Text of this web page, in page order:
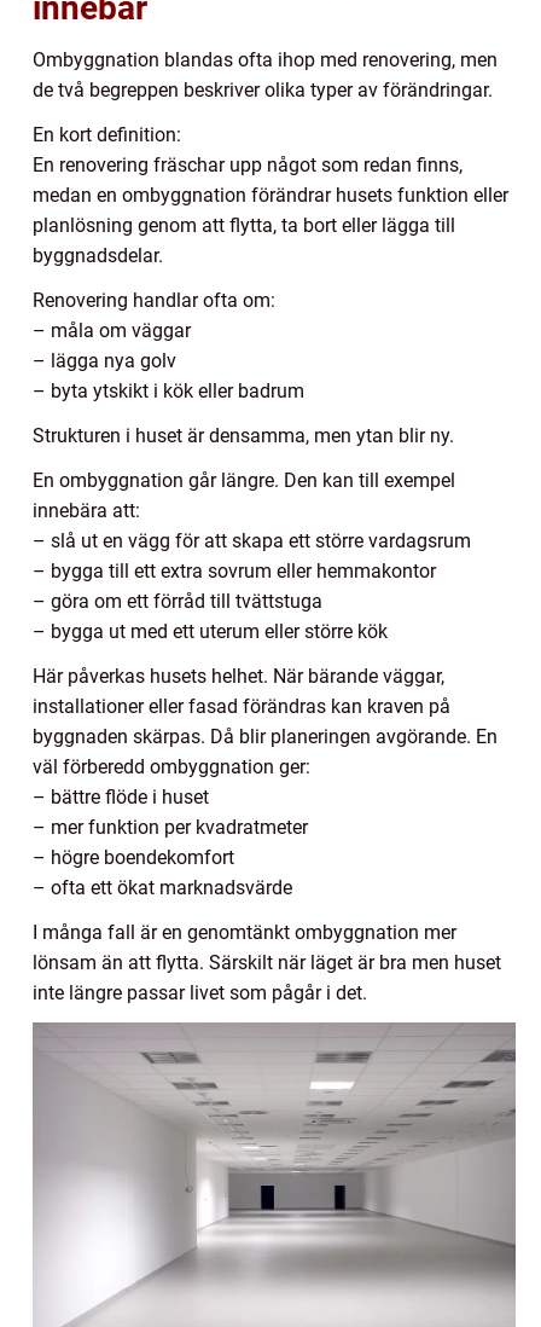
Ombyggnation blandas ofta ihop med renovering, men
de två begreppen beskriver olika typer av förändringar.
En kort definition:
En renovering fräschar upp något som redan finns,
medan en ombyggnation förändrar husets funktion eller
planlösning genom att flytta, ta bort eller lägga till
byggnadsdelar.
Renovering handlar ofta om:
– måla om väggar
– lägga nya golv
– byta ytskikt i kök eller badrum
Strukturen i huset är densamma, men ytan blir ny.
En ombyggnation går längre. Den kan till exempel
innebära att:
– slå ut en vägg för att skapa ett större vardagsrum
– bygga till ett extra sovrum eller hemmakontor
– göra om ett förråd till tvättstuga
– bygga ut med ett uterum eller större kök
Här påverkas husets helhet. När bärande väggar,
installationer eller fasad förändras kan kraven på
byggnaden skärpas. Då blir planeringen avgörande. En
väl förberedd ombyggnation ger:
– bättre flöde i huset
– mer funktion per kvadratmeter
– högre boendekomfort
– ofta ett ökat marknadsvärde
I många fall är en genomtänkt ombyggnation mer
lönsam än att flytta. Särskilt när läget är bra men huset
inte längre passar livet som pågår i det.